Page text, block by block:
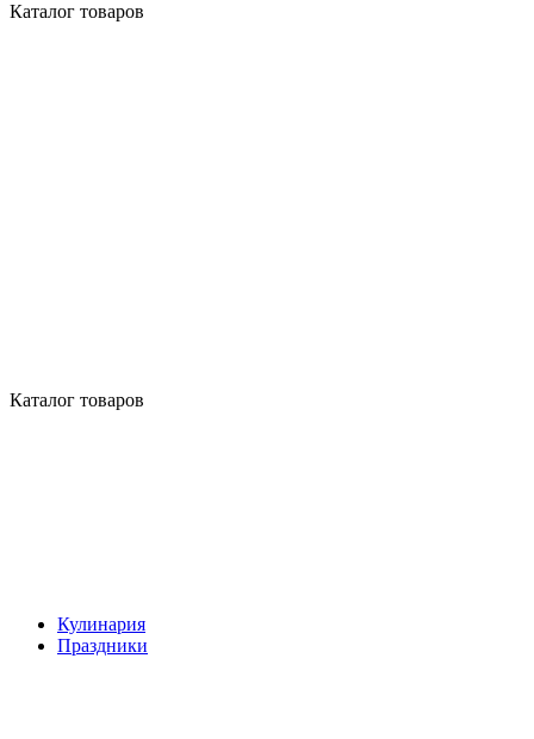
Каталог товаров
Каталог товаров
Кулинария
Праздники